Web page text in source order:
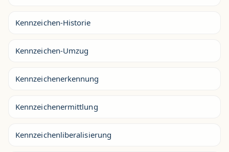
Kennzeichen-Historie
Kennzeichen-Umzug
Kennzeichenerkennung
Kennzeichenermittlung
Kennzeichenliberalisierung